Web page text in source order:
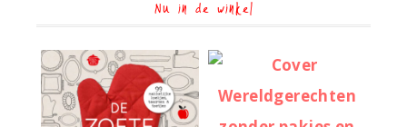
Nu in de winkel